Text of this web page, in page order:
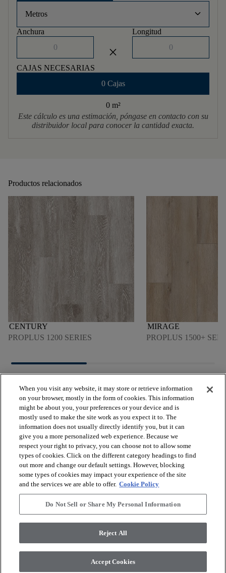
Metros keyboard_arrow_down
Anchura
close
Longitud
CAJAS NECESARIAS
0 Cajas
0 m²
Este cálculo es una estimación, póngase en contacto con su
distribuidor local para conocer la cantidad exacta.
Productos relacionados
CENTURY
PROPLUS 1200 SERIES
MIRAGE
PROPLUS 1500+
VER LOS PRODUCTOS
HERRAMIENTAS ÚTILES
QUIÉNES SOMOS arrow_forward_ios
© 2026 Coretec, All Rights Reserved. Shaw Industries Group
When you visit any website, it may store or retrieve information
on your browser, mostly in the form of cookies. This information
might be about you, your preferences or your device and is
mostly used to make the site work as you expect it to. The
information does not usually directly identify you, but it can
give you a more personalized web experience. Because we
respect your right to privacy, you can choose not to allow some
types of cookies. Click on the different category headings to find
out more and change our default settings. However, blocking
some types of cookies may impact your experience of the site
and the services we are able to offer. Cookie Policy
Do Not Sell or Share My Personal Information
Reject All
Accept Cookies